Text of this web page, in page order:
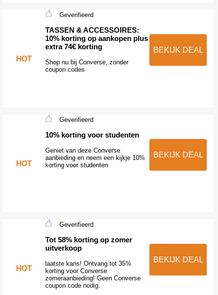
HOT
Geverifieerd
TASSEN & ACCESSOIRES:
10% korting op aankopen plus
extra 74€ korting
Shop nu bij Converse, zonder
coupon codes
BEKIJK DEAL
HOT
Geverifieerd
10% korting voor studenten
Geniet van deze Converse
aanbieding en neem een kijkje 10%
korting voor studenten
BEKIJK DEAL
HOT
Geverifieerd
Tot 58% korting op zomer
uitverkoop
laatste kans! Ontvang tot 35%
korting voor Converse
zomeraanbieding! Geen Converse
coupon code nodig.
BEKIJK DEAL